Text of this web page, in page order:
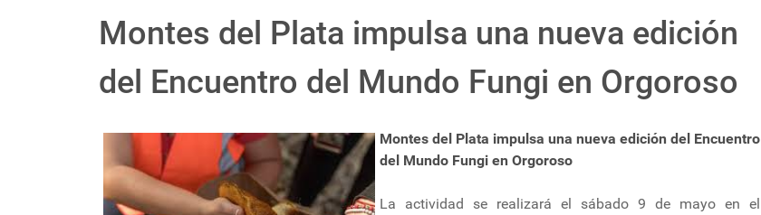
Montes del Plata impulsa una nueva edición
del Encuentro del Mundo Fungi en Orgoroso
Montes del Plata impulsa una nueva edición del Encuentro
del Mundo Fungi en Orgoroso
La actividad se realizará el sábado 9 de mayo en el